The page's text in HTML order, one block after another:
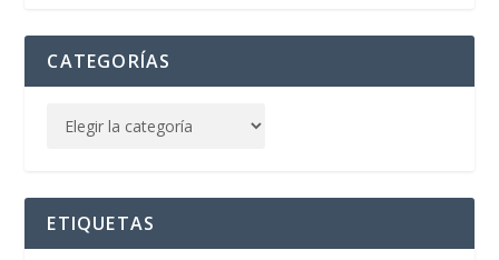
CATEGORÍAS
ETIQUETAS